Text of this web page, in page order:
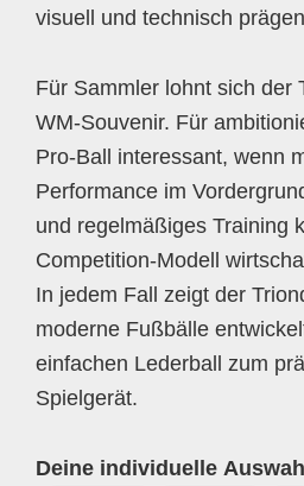
visuell und technisch
Für Sammler lohnt sich der
WM-Souvenir. Für
Pro-Ball interessant, wenn
Performance im
und regelmäßiges Training
Competition-Modell
In jedem Fall zeigt der
moderne Fußbälle
einfachen Lederball zum
Spielgerät.
Deine individuelle